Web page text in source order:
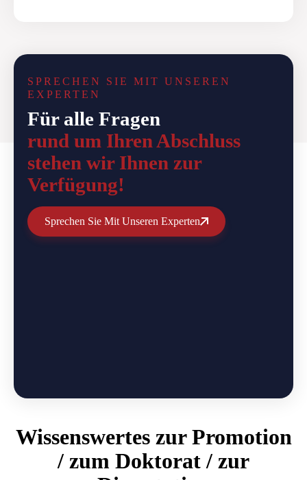
SPRECHEN SIE MIT UNSEREN
EXPERTEN
Für alle Fragen
rund um Ihren Abschluss
stehen wir Ihnen zur
Verfügung!
Sprechen Sie Mit Unseren Experten
Wissenswertes zurPromotion
/ zum Doktorat / zur